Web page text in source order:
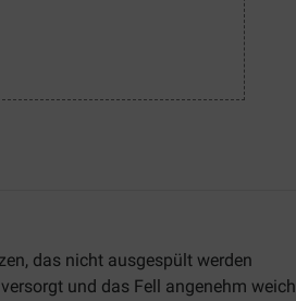
das nicht ausgespült werden
und das Fell angenehm weich